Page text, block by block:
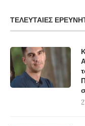
ΤΕΛΕΥΤΑΊΕΣ